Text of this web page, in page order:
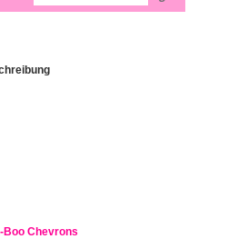
Boo Chevrons